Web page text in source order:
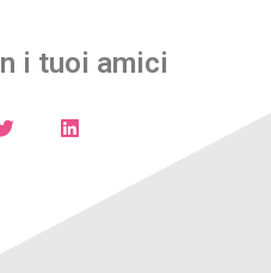
i tuoi amici